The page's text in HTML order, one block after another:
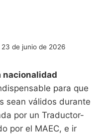
23 de junio de 2026
nacionalidad
para que
sean válidos durante
por un Traductor-
por el MAEC, e ir